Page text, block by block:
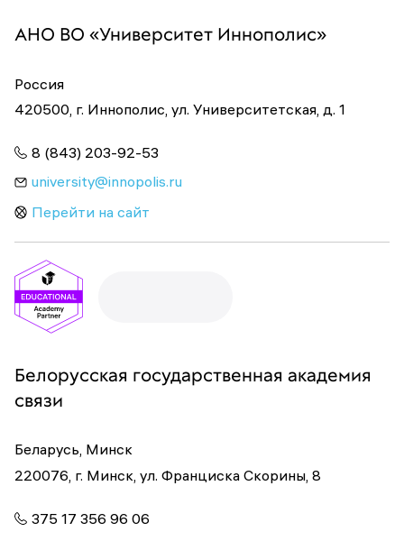
АНО ВО «Университет Иннополис»
Россия
420500, г. Иннополис, ул. Университетская, д. 1
8 (843) 203-92-53
university@innopolis.ru
Перейти на сайт
Белорусская государственная академия
связи
Беларусь, Минск
220076, г. Минск, ул. Франциска Скорины, 8
375 17 356 96 06